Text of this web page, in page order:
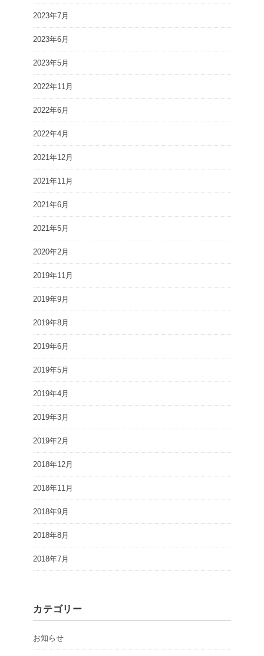
2023年7月
2023年6月
2023年5月
2022年11月
2022年6月
2022年4月
2021年12月
2021年11月
2021年6月
2021年5月
2020年2月
2019年11月
2019年9月
2019年8月
2019年6月
2019年5月
2019年4月
2019年3月
2019年2月
2018年12月
2018年11月
2018年9月
2018年8月
2018年7月
カテゴリー
お知らせ